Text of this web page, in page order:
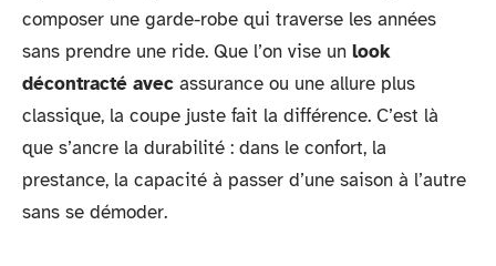
composer une garde-robe qui traverse les années
sans prendre une ride. Que l’on vise un look
décontracté avec assurance ou une allure plus
classique, la coupe juste fait la différence. C’est là
que s’ancre la durabilité : dans le confort, la
prestance, la capacité à passer d’une saison à l’autre
sans se démoder.